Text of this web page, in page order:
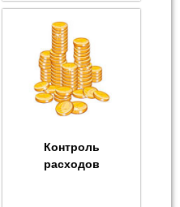
Контроль
расходов